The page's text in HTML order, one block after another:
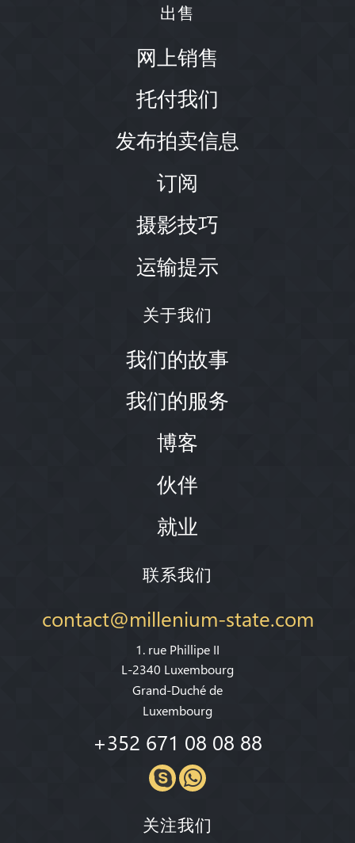
出售
网上销售
托付我们
发布拍卖信息
订阅
摄影技巧
运输提示
关于我们
我们的故事
我们的服务
博客
伙伴
就业
联系我们
contact@millenium-state.com
1. rue Phillipe II
L-2340 Luxembourg
Grand-Duché de
Luxembourg
+352 671 08 08 88
关注我们